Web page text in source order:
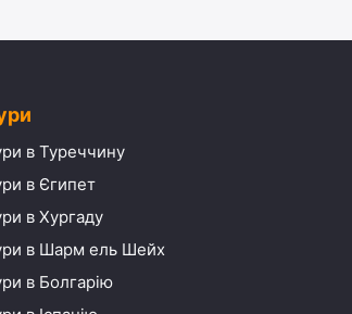
в Туреччину
в Єгипет
в Хургаду
в Шарм ель Шейх
в Болгарію